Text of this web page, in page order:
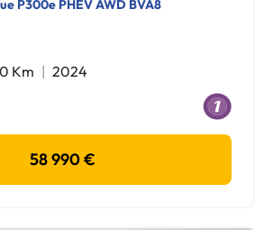
P300e PHEV AWD BVA8
Km
2024
58 990 €